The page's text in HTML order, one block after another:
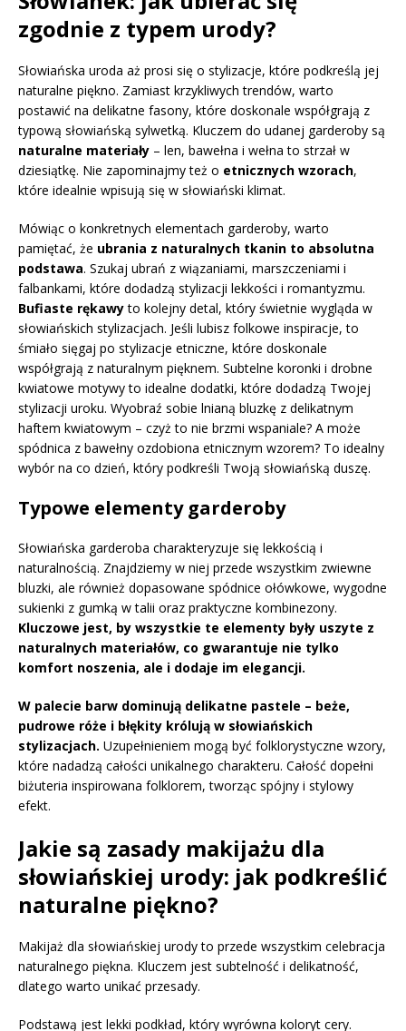
zgodnie z typem urody?
Słowiańska uroda aż prosi się o stylizacje, które podkreślą jej
naturalne piękno. Zamiast krzykliwych trendów, warto
postawić na delikatne fasony, które doskonale współgrają z
typową słowiańską sylwetką. Kluczem do udanej garderoby są
naturalne materiały – len, bawełna i wełna to strzał w
dziesiątkę. Nie zapominajmy też o etnicznych wzorach,
które idealnie wpisują się w słowiański klimat.
Mówiąc o konkretnych elementach garderoby, warto
pamiętać, że ubrania z naturalnych tkanin to absolutna
podstawa. Szukaj ubrań z wiązaniami, marszczeniami i
falbankami, które dodadzą stylizacji lekkości i romantyzmu.
Bufiaste rękawyto kolejny detal, który świetnie wygląda w
słowiańskich stylizacjach. Jeśli lubisz folkowe inspiracje, to
śmiało sięgaj po stylizacje etniczne, które doskonale
współgrają z naturalnym pięknem. Subtelne koronki i drobne
kwiatowe motywy to idealne dodatki, które dodadzą Twojej
stylizacji uroku. Wyobraź sobie lnianą bluzkę z delikatnym
haftem kwiatowym – czyż to nie brzmi wspaniale? A może
spódnica z bawełny ozdobiona etnicznym wzorem? To idealny
wybór na co dzień, który podkreśli Twoją słowiańską duszę.
Typowe elementy garderoby
Słowiańska garderoba charakteryzuje się lekkością i
naturalnością. Znajdziemy w niej przede wszystkim zwiewne
bluzki, ale również dopasowane spódnice ołówkowe, wygodne
sukienki z gumką w talii oraz praktyczne kombinezony.
Kluczowe jest, by wszystkie te elementy były uszyte z
naturalnych materiałów, co gwarantuje nie tylko
komfort noszenia, ale i dodaje im elegancji.
W palecie barw dominują delikatne pastele – beże,
pudrowe róże i błękity królują w słowiańskich
stylizacjach. Uzupełnieniem mogą być folklorystyczne wzory,
które nadadzą całości unikalnego charakteru. Całość dopełni
biżuteria inspirowana folklorem, tworząc spójny i stylowy
efekt.
Jakie są zasady makijażu dla
słowiańskiej urody: jak podkreślić
naturalne piękno?
Makijaż dla słowiańskiej urody to przede wszystkim celebracja
naturalnego piękna. Kluczem jest subtelność i delikatność,
dlatego warto unikać przesady.
Podstawą jest lekki podkład, który wyrówna koloryt cery.